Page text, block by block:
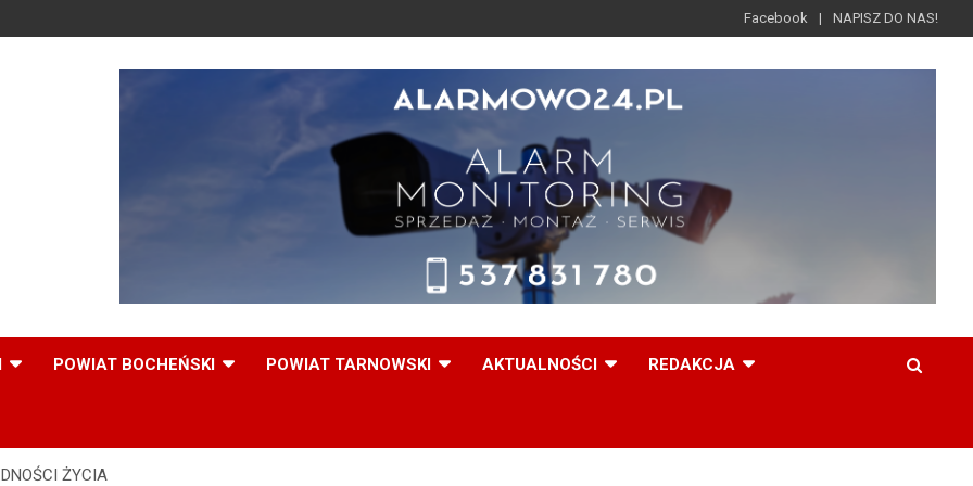
Facebook NAPISZ DO NAS!
POWIAT BOCHEŃSKI POWIAT TARNOWSKI AKTUALNOŚCI REDAKCJA
ŻYCIA